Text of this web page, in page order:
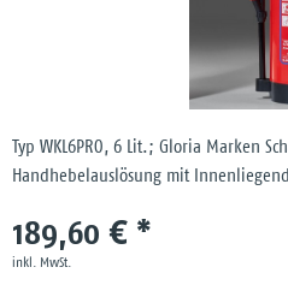
Typ WKL6PRO, 6 Lit.; Gloria Marken
Handhebelauslösung mit
189,60 € *
inkl. MwSt.